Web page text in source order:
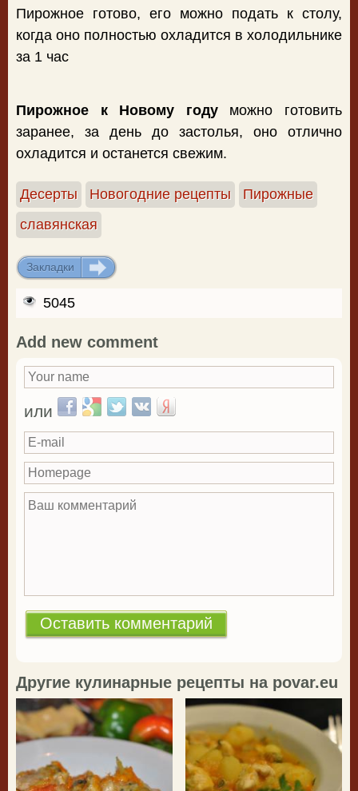
Пирожное готово, его можно подать к столу,
когда оно полностью охладится в холодильнике
за 1 час
Пирожное к Новому годуможно готовить
заранее, за день до застолья, оно отлично
охладится и останется свежим.
Десерты Новогодние рецепты
Пирожные
славянская
Закладки ДОБАВИТЬ
5045
Add new comment
Your name
или Login with Facebook
Login with Google
Login with Twitter
Login with VKontakte
Login with Yandex
E-mail
Homepage
Ваш комментарий
Другие кулинарные рецепты на povar.eu